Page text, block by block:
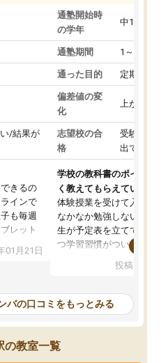
/結果が
きるの
インで
も毎週
レット
なりまし
ても気
点以上の
年受験ま
用しな
！
01月21日
通塾開始時
の学年
中1
通塾期間 1～3ヵ月
通った目的 定期テス
偏差値の変
化
上がった
志望校の合
格
受験して
出ていな
学校の教科書のポイント
く教えてもらえている
体験授業を受けて入塾し
なかなか勉強しない息子
生が予定表を立ててくれ
つ学習習慣がついてきま
指導が無い日も予定表
問できるのでとても助か
投稿日：
バの口コミをもっとみる
の教室一覧